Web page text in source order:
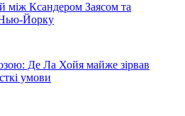
між Ксандером Заясом та
Йорку
Де Ла Хойя майже зірвав
умови